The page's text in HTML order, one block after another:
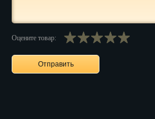
Оцените товар: